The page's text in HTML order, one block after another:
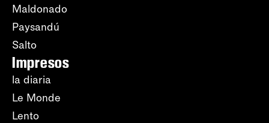
Maldonado
Paysandú
Salto
Impresos
la diaria
Le Monde
Lento